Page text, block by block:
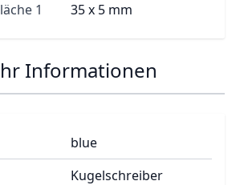
1
35 x 5 mm
Informationen
blue
Kugelschreiber